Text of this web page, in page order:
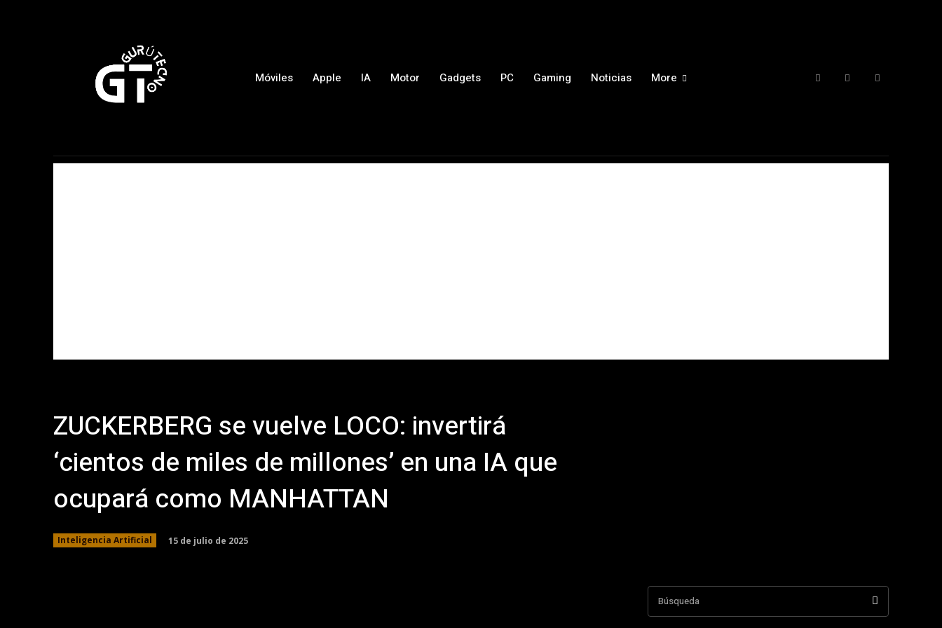
Móviles Apple IA Motor Gadgets PC Gaming Noticias More
ZUCKERBERG se vuelve LOCO: invertirá
‘cientos de miles de millones’ en una IA que
ocupará como MANHATTAN
Inteligencia Artificial 15 de julio de 2025
Búsqueda